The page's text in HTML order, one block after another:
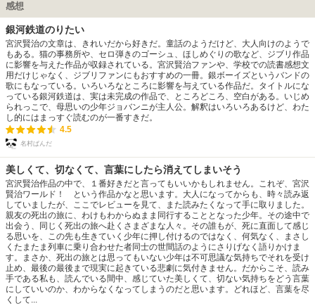
感想
銀河鉄道のりたい
宮沢賢治の文章は、きれいだから好きだ。童話のようだけど、大人向けのようで
もある。猫の事務所や、セロ弾きのゴーシュ、ほしめぐりの歌など、ジブリ作品
に影響を与えた作品が収録されている。宮沢賢治ファンや、学校での読書感想文
用だけじゃなく、ジブリファンにもおすすめの一冊。銀ボーイズというバンドの
歌にもなっている。いろいろなところに影響を与えている作品だ。タイトルにな
っている銀河鉄道は、実は未完成の作品で、ところどころ、空白がある。いじめ
られっこで、母思いの少年ジョバンニが主人公。解釈はいろいろあるけど、わた
し的にはまっすぐ読むのが一番すきだ。
4.5
名村ぱんだ
美しくて、切なくて、言葉にしたら消えてしまいそう
宮沢賢治作品の中で、１番好きだと言ってもいいかもしれません。これぞ、宮沢
賢治ワールド！ という作品かなと思います。大人になってからも、時々読み返
していましたが、ここでレビューを見て、また読みたくなって手に取りました。
親友の死出の旅に、わけもわからぬまま同行することとなった少年。その途中で
出会う、同じく死出の旅へ赴くさまざまな人々。その誰もが、死に直面して感じ
る思いを、この先も生きていく少年に押し付けるのではなく、何気なく、まさし
くたまたま列車に乗り合わせた者同士の世間話のようにさりげなく語りかけま
す。まさか、死出の旅とは思ってもいない少年は不可思議な気持ちでそれを受け
止め、最後の最後まで現実に起きている悲劇に気付きません。だからこそ、読み
手である私も、読んでいる間中、感じていた美しくて、切ない気持ちをどう言葉
にしていいのか、わからなくなってしまうのだと思います。どれほど、言葉を尽
くして...